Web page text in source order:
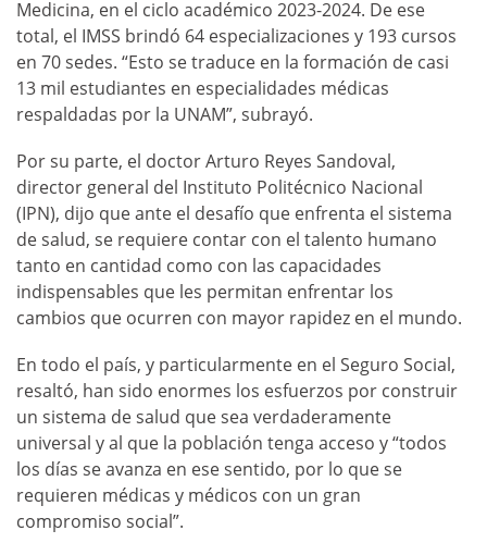
Medicina, en el ciclo académico 2023-2024. De ese
total, el IMSS brindó 64 especializaciones y 193 cursos
en 70 sedes. “Esto se traduce en la formación de casi
13 mil estudiantes en especialidades médicas
respaldadas por la UNAM”, subrayó.
Por su parte, el doctor Arturo Reyes Sandoval,
director general del Instituto Politécnico Nacional
(IPN), dijo que ante el desafío que enfrenta el sistema
de salud, se requiere contar con el talento humano
tanto en cantidad como con las capacidades
indispensables que les permitan enfrentar los
cambios que ocurren con mayor rapidez en el mundo.
En todo el país, y particularmente en el Seguro Social,
resaltó, han sido enormes los esfuerzos por construir
un sistema de salud que sea verdaderamente
universal y al que la población tenga acceso y “todos
los días se avanza en ese sentido, por lo que se
requieren médicas y médicos con un gran
compromiso social”.